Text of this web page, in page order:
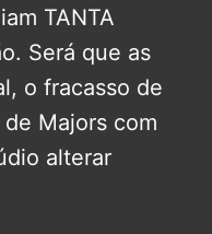
TANTA
Será que as
o fracasso de
Majors com
alterar